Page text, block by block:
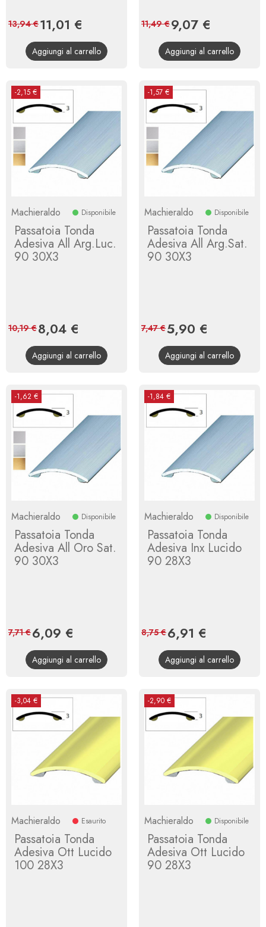
Prezzo
11,01 €
base
13,94 €
Aggiungi al carrello
Prezzo
9,07 €
base
11,49 €
Aggiungi al carrello
-2,15 €
Machieraldo Disponibile
Passatoia Tonda
Adesiva All Arg.Luc.
90 30X3
Prezzo
8,04 €
base
10,19 €
Aggiungi al carrello
-1,57 €
Machieraldo Disponibile
Passatoia Tonda
Adesiva All Arg.Sat.
90 30X3
Prezzo
5,90 €
base
7,47 €
Aggiungi al carrello
-1,62 €
Machieraldo Disponibile
Passatoia Tonda
Adesiva All Oro Sat.
90 30X3
Prezzo
6,09 €
base
7,71 €
Aggiungi al carrello
-1,84 €
Machieraldo Disponibile
Passatoia Tonda
Adesiva Inx Lucido
90 28X3
Prezzo
6,91 €
base
8,75 €
Aggiungi al carrello
-3,04 €
Machieraldo Esaurito
Passatoia Tonda
Adesiva Ott Lucido
100 28X3
-2,90 €
Machieraldo Disponibile
Passatoia Tonda
Adesiva Ott Lucido
90 28X3